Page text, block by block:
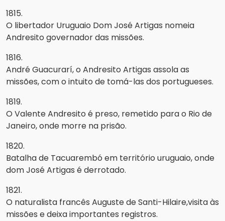
1815.
O libertador Uruguaio Dom José Artigas nomeia
Andresito governador das missões.
1816.
André Guacurarí, o Andresito Artigas assola as
missões, com o intuito de tomá-las dos portugueses.
1819.
O Valente Andresito é preso, remetido para o Rio de
Janeiro, onde morre na prisão.
1820.
Batalha de Tacuarembó em território uruguaio, onde
dom José Artigas é derrotado.
1821.
O naturalista francês Auguste de Santi-Hilaire,visita às
missões e deixa importantes registros.